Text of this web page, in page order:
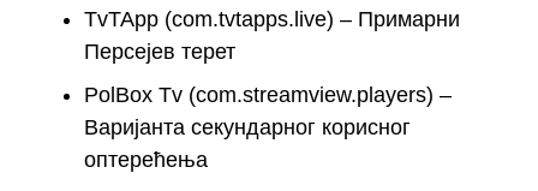
TvTApp (com.tvtapps.live) – Примарни
Персејев терет
PolBox Tv (com.streamview.players) –
Варијанта секундарног корисног
оптерећења